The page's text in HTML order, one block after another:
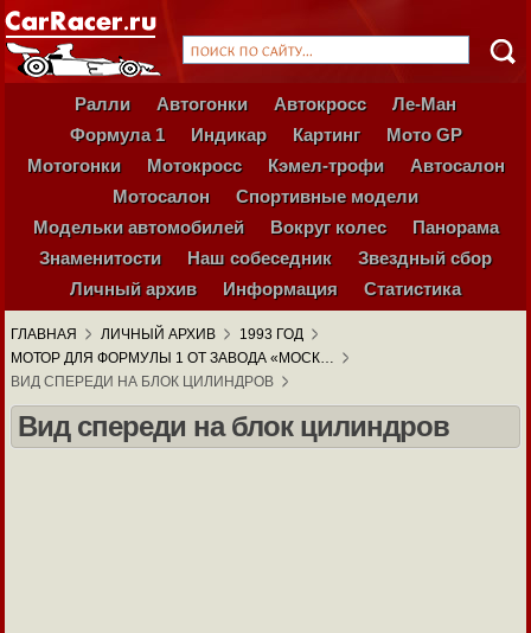
Ралли Автогонки Автокросс
Ле-Ман
Формула 1
Индикар Картинг
Мото GP
Мотогонки
Мотокросс Кэмел-трофи
Автосалон
Мотосалон
Спортивные модели
Модельки автомобилей
Вокруг колес
Панорама
Знаменитости
Наш собеседник
Звездный сбор
Личный архив
Информация Статистика
ГЛАВНАЯ ЛИЧНЫЙ АРХИВ
1993 ГОД
МОТОР ДЛЯ ФОРМУЛЫ 1 ОТ ЗАВОДА «МОСК…
ВИД СПЕРЕДИ НА БЛОК ЦИЛИНДРОВ
Вид спереди на блок цилиндров